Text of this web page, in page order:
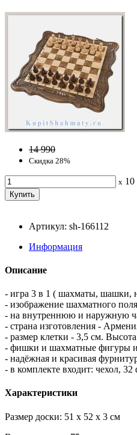
14 990
Скидка 28%
x 10
Артикул: sh-166112
Информация
Описание
- игра 3 в 1 ( шахматы, шашки,
- изображение шахматного
- на внутреннюю и наружную
- страна изготовления -
- размер клетки - 3,5 см.
- фишки и шахматные фигуры
- надёжная и красивая
- в комплекте входит: чехол,
Характеристики
Размер доски: 51 х 52 х 3 см